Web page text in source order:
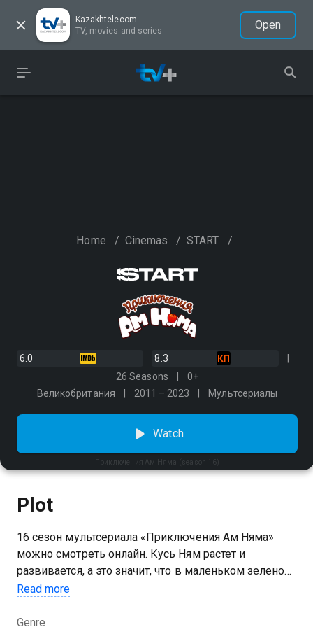
Kazakhtelecom
TV, movies and series
Open
Home / Cinemas / START /
6.0
8.3
26 Seasons
0+
Великобритания
2011 – 2023 Мультсериалы
Приключения Ам Няма (season 16)
Watch
Plot
16 сезон мультсериала «Приключения Ам Няма»
можно смотреть онлайн. Кусь Ням растет и
развивается, а это значит, что в маленьком зеленом
семействе всё еще царит веселье и кавардак.
родители что-то делают. Например, почему к вечеру
Read more
Genre